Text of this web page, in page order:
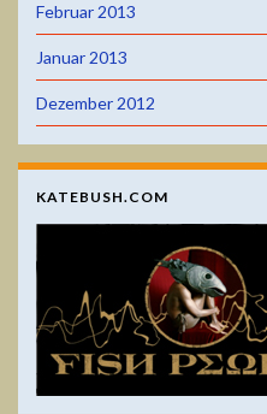
Februar 2013
Januar 2013
Dezember 2012
KATEBUSH.COM